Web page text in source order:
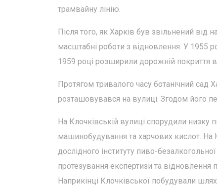
трамвайну лінію.
Після того, як Харків був звільнений від
масштабні роботи з відновлення. У 1955
1959 році розширили дорожній покриття
Протягом тривалого часу ботанічний сад
розташовувався на вулиці. Згодом його
На Клочківській вулиці спорудили низку
машинобудування та харчових кислот.
дослідного інституту пиво-
протезування експертизи та відновлення
Наприкінці Клочківської побудували